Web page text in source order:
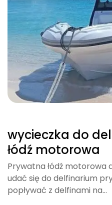
wycieczka do
łódź motorowa
Prywatna łódź motorowa
udać się do delfinarium
popływać z delfinami na…